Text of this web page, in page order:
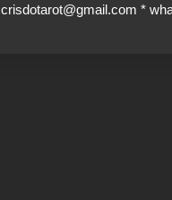
crisdotarot@gmail.com *